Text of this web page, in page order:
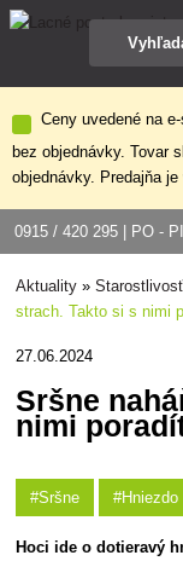
Ceny uvedené na
bez objednávky. Tovar
objednávky. Predajňa
0915 / 420 295 | PO -
Aktuality »
strach. Takto si s nimi
27.06.2024
Sršne
nimi
#Sršne #Hniezdo
Hoci ide o dotieravý